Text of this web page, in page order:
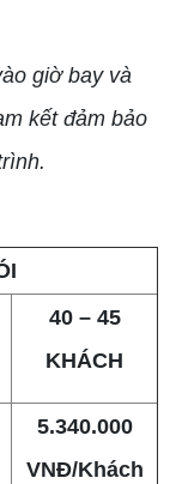
giờ bay và
kết đảm bảo
40 – 45
KHÁCH
5.340.000
VNĐ/Khách